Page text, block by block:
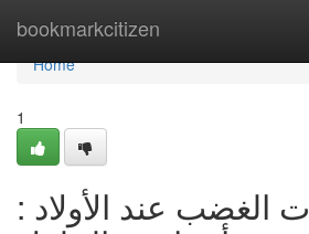
bookmarkcitizen
Home
Home
1
الغضب عند الأولاد :